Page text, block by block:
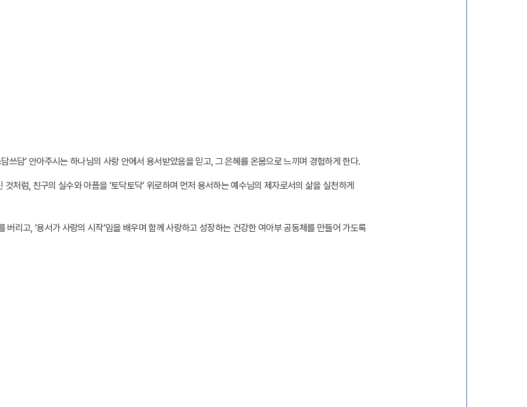
쓰담’ 안아주시는 하나님의 사랑 안에서 용서받았음을 믿고, 그 은혜를 온몸으로 느끼며 경험하게 한다.
것처럼, 친구의 실수와 아픔을 ‘토닥토닥’ 위로하며 먼저 용서하는 예수님의 제자로서의 삶을 실천하게
버리고, ‘용서가 사랑의 시작’임을 배우며 함께 사랑하고 성장하는 건강한 여아부 공동체를 만들어 가도록